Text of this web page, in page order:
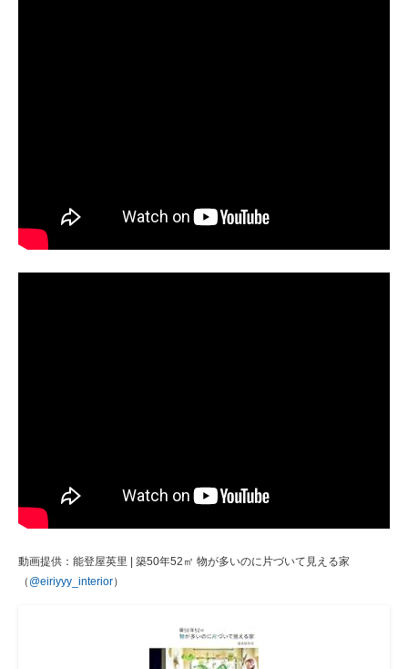
動画提供：能登屋英里 | 築50年52㎡ 物が多いのに片づいて見える家
（ @eiriyyy_interior）